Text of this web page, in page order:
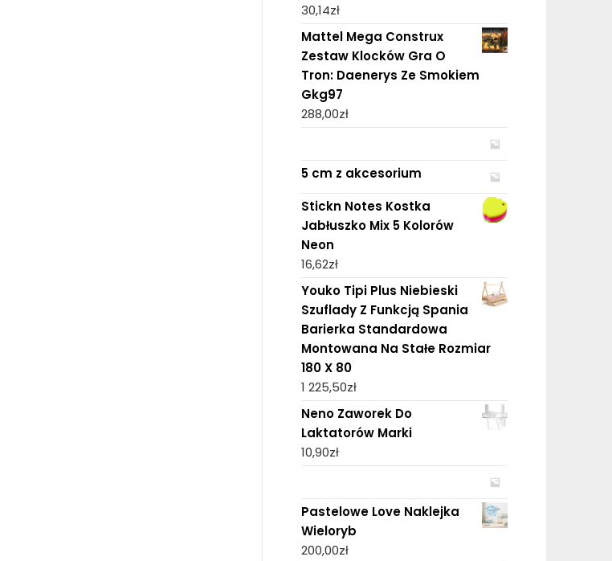
30,14zł
Mattel Mega Construx
Zestaw Klocków Gra O
Tron: Daenerys Ze Smokiem
Gkg97
288,00zł
5 cm z akcesorium
Stickn Notes Kostka
Jabłuszko Mix 5 Kolorów
Neon
16,62zł
Youko Tipi Plus Niebieski
Szuflady Z Funkcją Spania
Barierka Standardowa
Montowana Na Stałe Rozmiar
180 X 80
1 225,50zł
Neno Zaworek Do
Laktatorów Marki
10,90zł
Pastelowe Love Naklejka
Wieloryb
200,00zł